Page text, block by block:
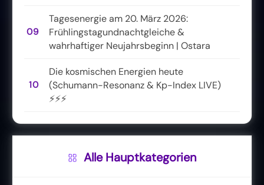
09
Tagesenergie am 20. März 2026:
Frühlingstagundnachtgleiche &
wahrhaftiger Neujahrsbeginn | Ostara
10
Die kosmischen Energien heute
(Schumann-Resonanz & Kp-Index LIVE)
⚡⚡⚡
Alle Hauptkategorien